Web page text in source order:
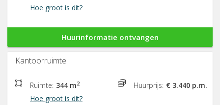
Hoe groot is dit?
Huurinformatie ontvangen
Kantoorruimte
Ruimte: 344 m2
Hoe groot is dit?
Huurprijs: € 3.440 p.m.